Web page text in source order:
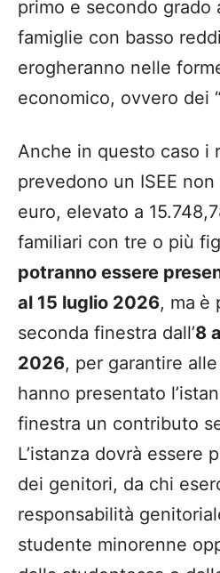
primo e secondo grado
famiglie con basso
erogheranno nelle
economico, ovvero dei
Anche in questo caso i
prevedono un ISEE
euro, elevato a
familiari con tre o più
potranno essere
al 15 luglio 2026, ma è
seconda finestra dall’8
2026, per garantire
hanno presentato
finestra un contributo
L’istanza dovrà essere
dei genitori, da chi
responsabilità
studente minorenne